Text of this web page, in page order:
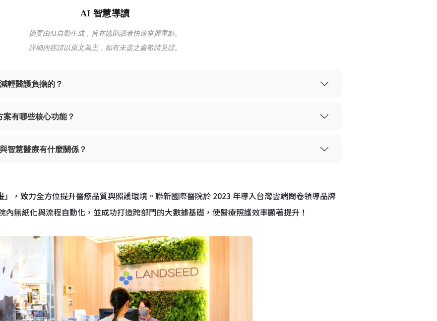
AI 智慧導讀
摘要由AI自動生成，旨在協助讀者快速掌握重點。
詳細內容請以原文為主，如有未盡之處敬請見諒。
輕醫護負擔的？
案有哪些核心功能？
智慧醫療有什麼關係？
，致力全方位提升醫療品質與照護環境。聯新國際醫院於 2023 年導入台灣雲端問卷領導品牌
無紙化與流程自動化，並成功打造跨部門的大數據基礎，使醫療照護效率顯著提升！